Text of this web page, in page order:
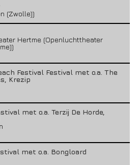
(Zwolle))
Hertme (Openluchttheater
Festival Festival met o.a. The
Krezip
met o.a. Terzij De Horde,
met o.a. Bongloard